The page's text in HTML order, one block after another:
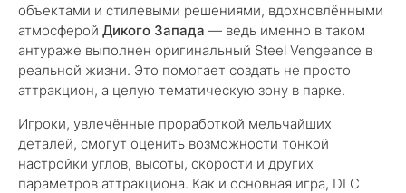
объектами и стилевыми решениями, вдохновлёнными
атмосферой Дикого Запада — ведь именно в таком
антураже выполнен оригинальный Steel Vengeance в
реальной жизни. Это помогает создать не просто
аттракцион, а целую тематическую зону в парке.
Игроки, увлечённые проработкой мельчайших
деталей, смогут оценить возможности тонкой
настройки углов, высоты, скорости и других
параметров аттракциона. Как и основная игра, DLC